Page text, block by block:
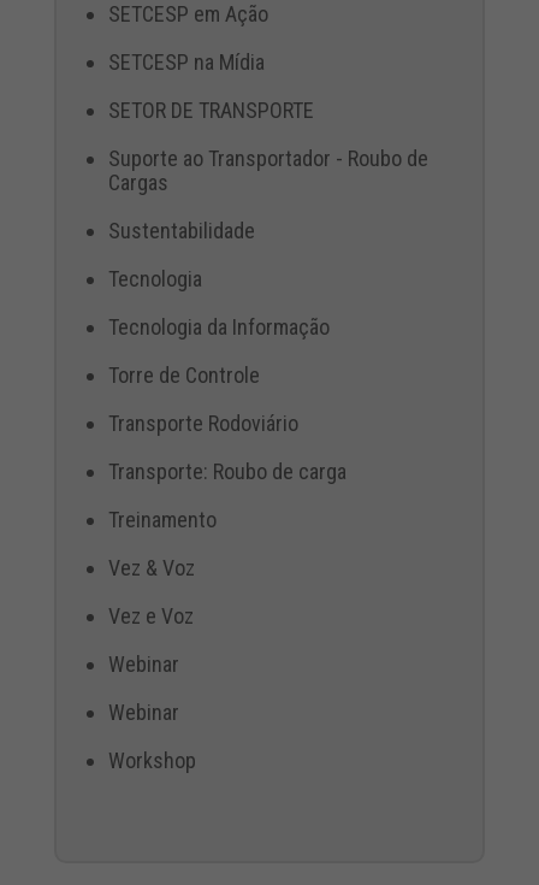
SETCESP em Ação
SETCESP na Mídia
SETOR DE TRANSPORTE
Suporte ao Transportador - Roubo de
Cargas
Sustentabilidade
Tecnologia
Tecnologia da Informação
Torre de Controle
Transporte Rodoviário
Transporte: Roubo de carga
Treinamento
Vez & Voz
Vez e Voz
Webinar
Webinar
Workshop